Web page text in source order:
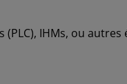
IHMs, ou